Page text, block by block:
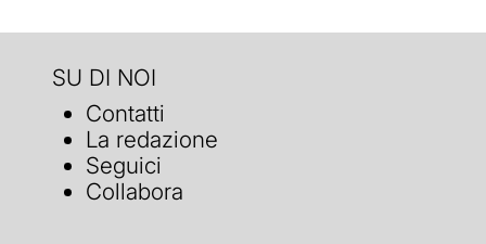
SU DI NOI
Contatti
La redazione
Seguici
Collabora